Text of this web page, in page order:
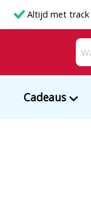
Altijd met track
Cadeaus